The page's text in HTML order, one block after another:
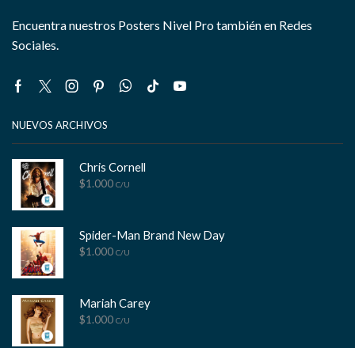
Encuentra nuestros Posters Nivel Pro también en Redes
Sociales.
Facebook
TwitterInstagram
PinterestWhatsapp
Tik- Youtube
NUEVOS ARCHIVOS
Chris Cornell
$1.000 C/U
Spider-Man Brand New Day
$1.000 C/U
Mariah Carey
$1.000 C/U